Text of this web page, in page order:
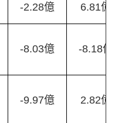
-2.28億 6.81億
-8.03億 -8.18億
-9.97億 2.82億